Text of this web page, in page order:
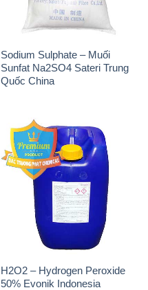
Sodium Sulphate – Muối
Sunfat Na2SO4 Sateri Trung
Quốc China
H2O2 – Hydrogen Peroxide
50% Evonik Indonesia